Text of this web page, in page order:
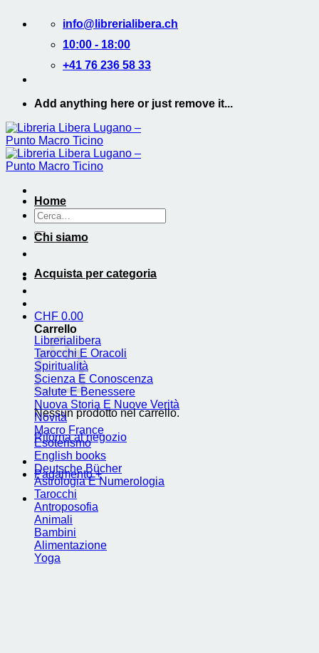
contenuti
info@librerialibera.ch
10:00 - 18:00
+41 76 236 58 33
Add anything here or just remove it...
Cerca:
CHF 0.00
Carrello
Nessun prodotto nel carrello.
Ritorna al negozio
Pagamento +
Home
Chi siamo
Acquista per categoria
Librerialibera
Tarocchi E Oracoli
Spiritualità
Scienza E Conoscenza
Salute E Benessere
Nuova Storia E Nuove Verità
Novità
Macro France
Esoterismo
English books
Deutsche Bücher
Astrologia E Numerologia
Tarocchi
Antroposofia
Animali
Bambini
Alimentazione
Yoga